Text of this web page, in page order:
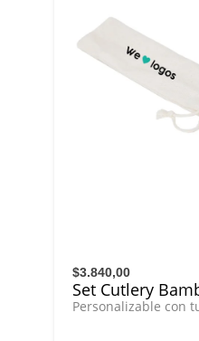
$3.840,00
Set Cutlery
Personalizable con